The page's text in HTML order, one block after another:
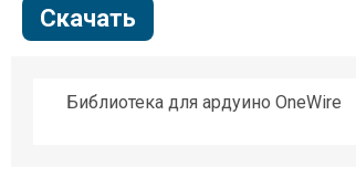
Скачать
Библиотека для ардуино OneWire